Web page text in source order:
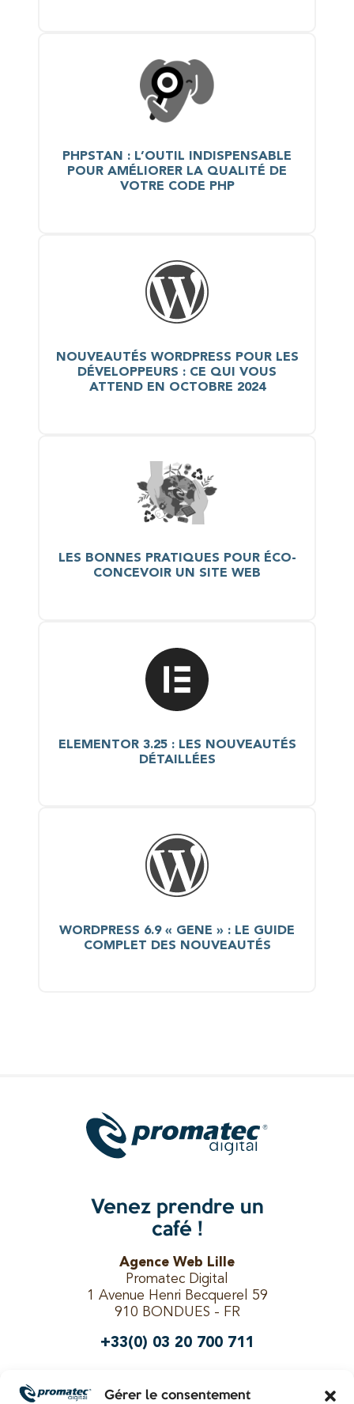
Gérer le consentement
PHPSTAN : L’OUTIL INDISPENSABLE
POUR AMÉLIORER LA QUALITÉ DE
VOTRE CODE PHP
NOUVEAUTÉS WORDPRESS POUR LES
DÉVELOPPEURS : CE QUI VOUS
ATTEND EN OCTOBRE 2024
LES BONNES PRATIQUES POUR ÉCO-
CONCEVOIR UN SITE WEB
ELEMENTOR 3.25 : LES NOUVEAUTÉS
DÉTAILLÉES
WORDPRESS 6.9 « GENE » : LE GUIDE
COMPLET DES NOUVEAUTÉS
Venez prendre un
café !
Agence Web Lille
Promatec Digital
1 Avenue Henri Becquerel 59
910 BONDUES - FR
+33(0) 03 20 700 711